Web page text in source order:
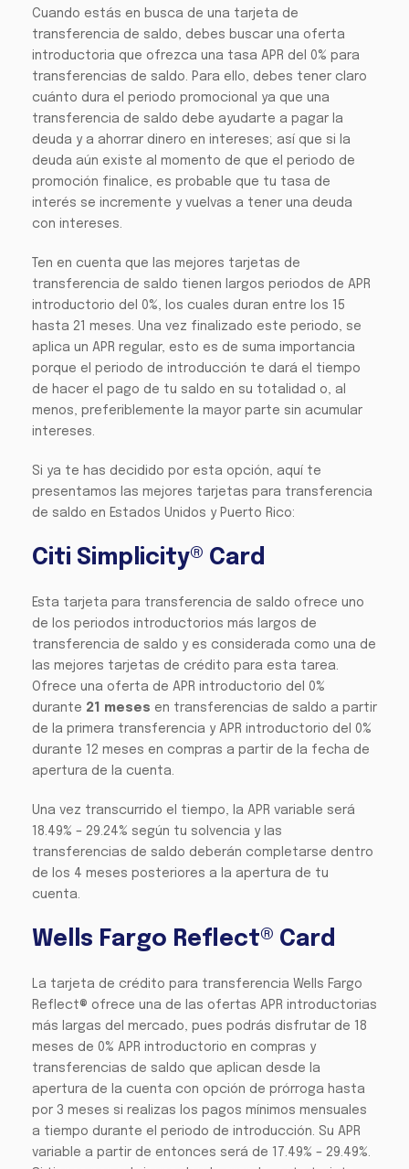
Cuando estás en busca de una tarjeta de
transferencia de saldo, debes buscar una oferta
introductoria que ofrezca una tasa APR del 0% para
transferencias de saldo. Para ello, debes tener claro
cuánto dura el periodo promocional ya que una
transferencia de saldo debe ayudarte a pagar la
deuda y a ahorrar dinero en intereses; así que si la
deuda aún existe al momento de que el periodo de
promoción finalice, es probable que tu tasa de
interés se incremente y vuelvas a tener una deuda
con intereses.
Ten en cuenta que las mejores tarjetas de
transferencia de saldo tienen largos periodos de APR
introductorio del 0%, los cuales duran entre los 15
hasta 21 meses. Una vez finalizado este periodo, se
aplica un APR regular, esto es de suma importancia
porque el periodo de introducción te dará el tiempo
de hacer el pago de tu saldo en su totalidad o, al
menos, preferiblemente la mayor parte sin acumular
intereses.
Si ya te has decidido por esta opción, aquí te
presentamos las mejores tarjetas para transferencia
de saldo en Estados Unidos y Puerto Rico:
Citi Simplicity® Card
Esta tarjeta para transferencia de saldo ofrece uno
de los periodos introductorios más largos de
transferencia de saldo y es considerada como una de
las mejores tarjetas de crédito para esta tarea.
Ofrece una oferta de APR introductorio del 0%
durante 21 meses en transferencias de saldo a partir
de la primera transferencia y APR introductorio del 0%
durante 12 meses en compras a partir de la fecha de
apertura de la cuenta.
Una vez transcurrido el tiempo, la APR variable será
18.49% – 29.24% según tu solvencia y las
transferencias de saldo deberán completarse dentro
de los 4 meses posteriores a la apertura de tu
cuenta.
Wells Fargo Reflect® Card
La tarjeta de crédito para transferencia Wells Fargo
Reflect® ofrece una de las ofertas APR introductorias
más largas del mercado, pues podrás disfrutar de 18
meses de 0% APR introductorio en compras y
transferencias de saldo que aplican desde la
apertura de la cuenta con opción de prórroga hasta
por 3 meses si realizas los pagos mínimos mensuales
a tiempo durante el periodo de introducción. Su APR
variable a partir de entonces será de 17.49% – 29.49%.